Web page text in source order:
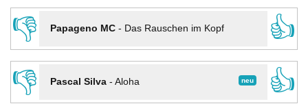
👎
Papageno MC- Das Rauschen im Kopf
👍
👎
neu
Pascal Silva- Aloha
👍